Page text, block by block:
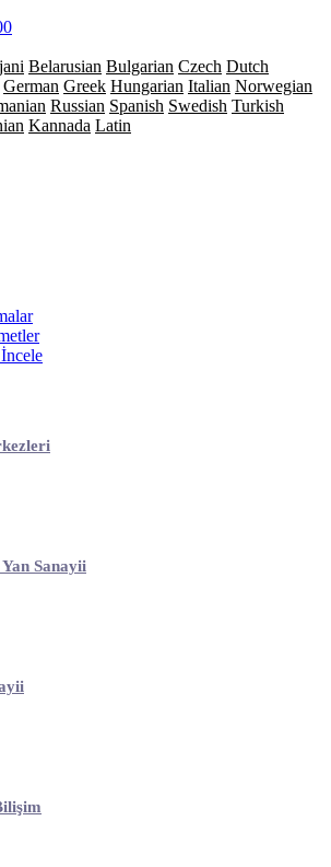
Belarusian Bulgarian Czech Dutch
German Greek Hungarian Italian Norwegian
Russian Spanish Swedish Turkish
Kannada Latin
Sanayii